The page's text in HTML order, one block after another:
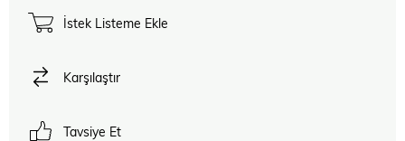
İstek Listeme Ekle
Karşılaştır
Tavsiye Et